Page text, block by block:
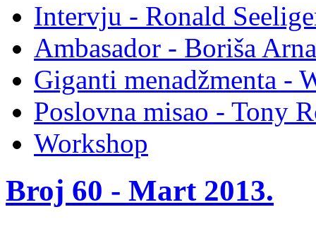
Intervju - Ronald
Ambasador - Boriša
Giganti menadžmenta -
Poslovna misao - Tony
Workshop
Broj 60 - Mart 2013.